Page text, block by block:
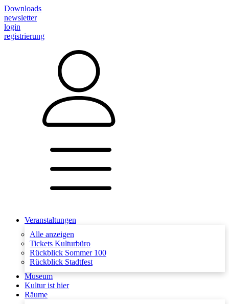
Downloads
newsletter
login
registrierung
Veranstaltungen
Alle anzeigen
Tickets Kulturbüro
Rückblick Sommer 100
Rückblick Stadtfest
Museum
Kultur ist hier
Räume